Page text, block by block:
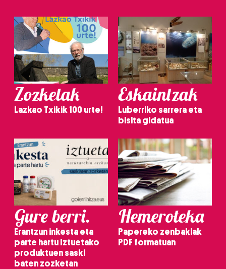
Zozketak
Lazkao Txikik 100 urte!
Eskaintzak
Luberriko sarrera eta
bisita gidatua
Gure berri.
Erantzun inkesta eta
parte hartu Iztuetako
produktuen saski
baten zozketan
Hemeroteka
Papereko zenbakiak
PDF formatuan